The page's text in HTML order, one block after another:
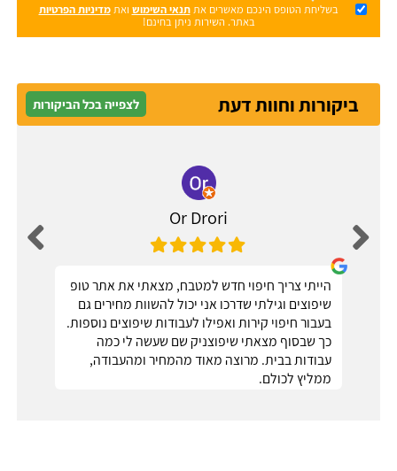
בשליחת הטופס הינכם מאשרים אתתנאי השימוש ואתמדיניות הפרטיות
באתר. השירות ניתן בחינם!
ביקורות וחוות דעת לצפייה בכל הביקורות
Or Drori
הייתי צריך חיפוי חדש למטבח, מצאתי את אתר טופ
שיפוצים וגילתי שדרכו אני יכול להשוות מחירים גם
בעבור חיפוי קירות ואפילו לעבודות שיפוצים נוספות.
כך שבסוף מצאתי שיפוצניק שם שעשה לי כמה
עבודות בבית. מרוצה מאוד מהמחיר ומהעבודה,
ממליץ לכולם.